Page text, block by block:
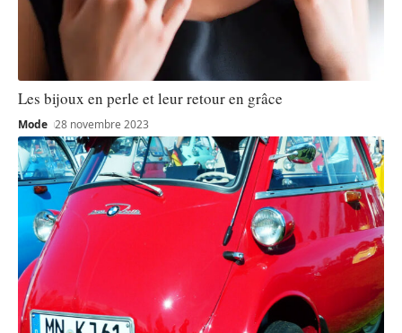
Les bijoux en perle et leur retour en grâce
Mode 28 novembre 2023